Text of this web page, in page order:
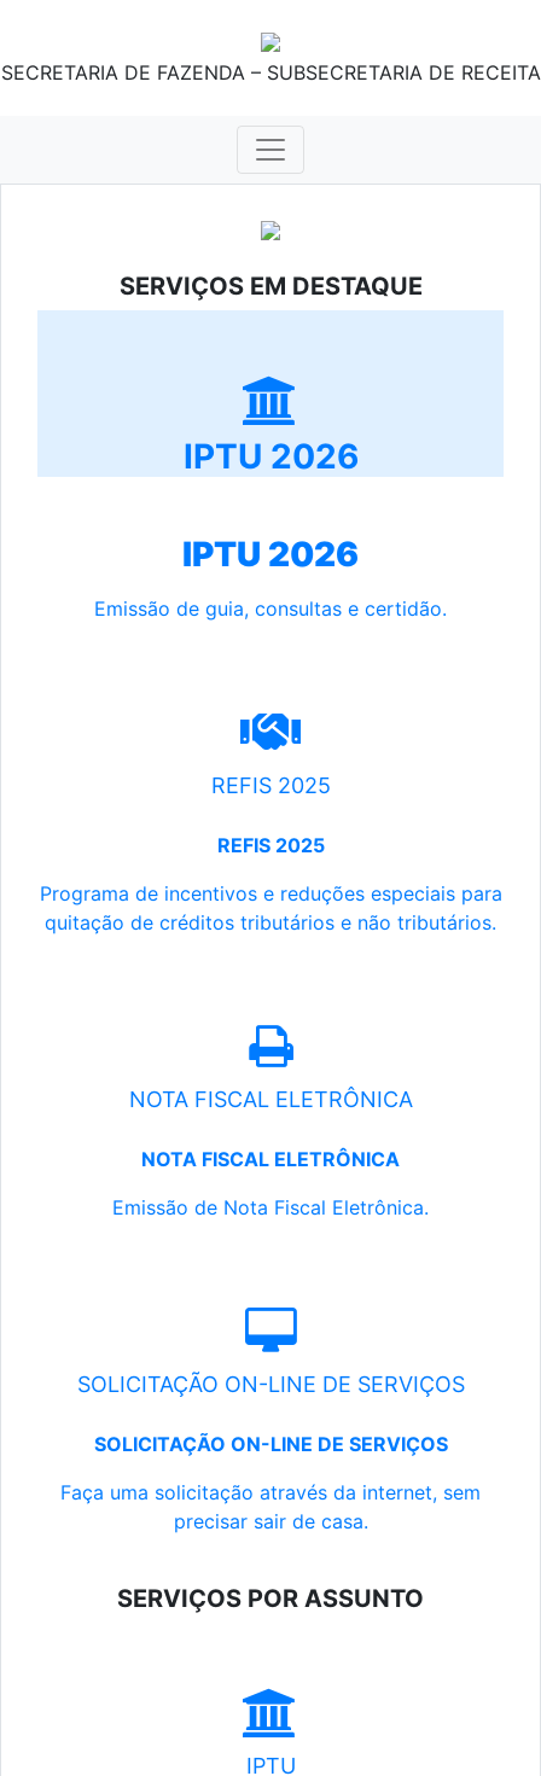
SECRETARIA DE FAZENDA – SUBSECRETARIA DE RECEITA
SERVIÇOS EM DESTAQUE
IPTU 2026
IPTU 2026
Emissão de guia, consultas e certidão.
REFIS 2025
REFIS 2025
Programa de incentivos e reduções especiais para
quitação de créditos tributários e não tributários.
NOTA FISCAL ELETRÔNICA
NOTA FISCAL ELETRÔNICA
Emissão de Nota Fiscal Eletrônica.
SOLICITAÇÃO ON-LINE DE SERVIÇOS
SOLICITAÇÃO ON-LINE DE SERVIÇOS
Faça uma solicitação através da internet, sem
precisar sair de casa.
SERVIÇOS POR ASSUNTO
IPTU